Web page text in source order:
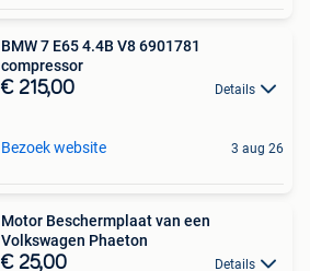
BMW 7 E65 4.4B V8 6901781
compressor
€ 215,00 Details
Bezoek website 3 aug 26
Motor Beschermplaat van een
Volkswagen Phaeton
€ 25,00 Details